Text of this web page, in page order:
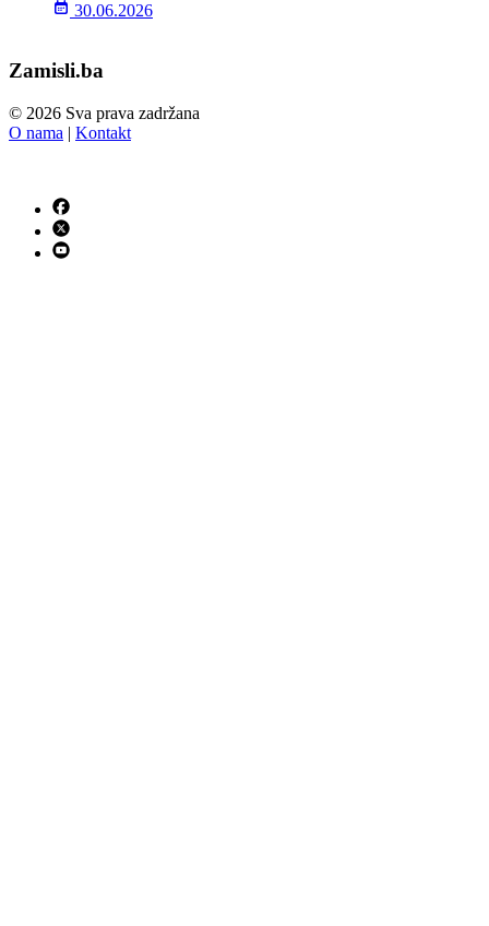
30.06.2026
Zamisli.ba
© 2026 Sva prava zadržana
O nama | Kontakt